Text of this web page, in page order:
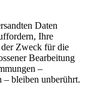
Daten
Ihre
Zweck für die
Bearbeitung
–
– bleiben unberührt.